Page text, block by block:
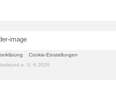
Cookie-Einstellungen
e. V. © 2026